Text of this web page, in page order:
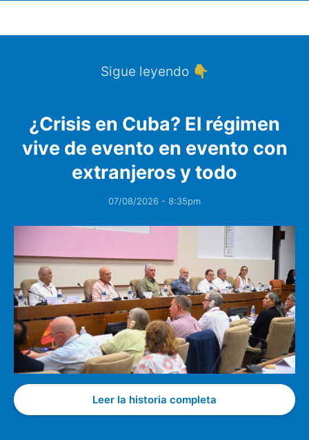
Sigue leyendo 👇